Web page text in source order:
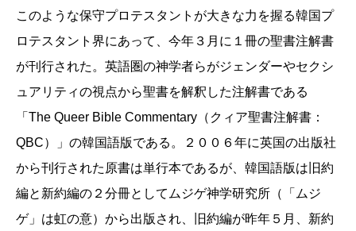
このような保守プロテスタントが大きな力を握る韓国プ
ロテスタント界にあって、今年３月に１冊の聖書注解書
が刊行された。英語圏の神学者らがジェンダーやセクシ
ュアリティの視点から聖書を解釈した注解書である
「The Queer Bible Commentary（クィア聖書注解書：
QBC）」の韓国語版である。２００６年に英国の出版社
から刊行された原書は単行本であるが、韓国語版は旧約
編と新約編の２分冊としてムジゲ神学研究所（「ムジ
ゲ」は虹の意）から出版され、旧約編が昨年５月、新約